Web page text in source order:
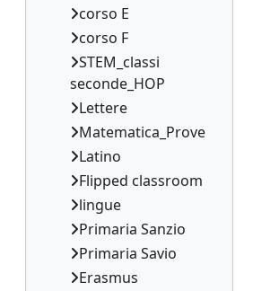
corso E
corso F
STEM_classi
seconde_HOP
Lettere
Matematica_Prove
Latino
Flipped classroom
lingue
Primaria Sanzio
Primaria Savio
Erasmus